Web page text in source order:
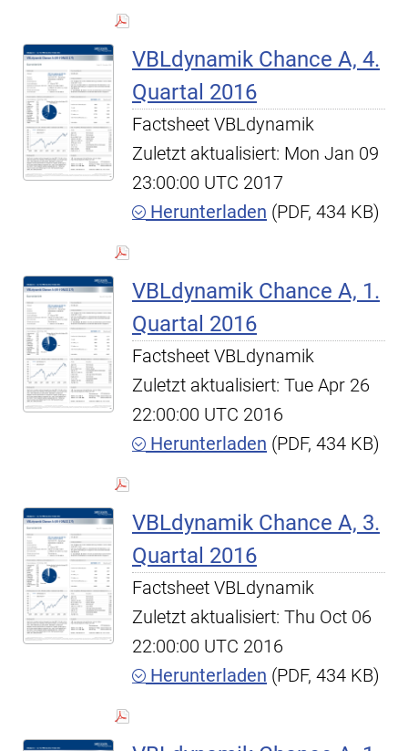
VBLdynamik Chance A, 4.
Quartal 2016
Factsheet VBLdynamik
Zuletzt aktualisiert: Mon Jan 09
23:00:00 UTC 2017
Herunterladen (PDF, 434 KB)
VBLdynamik Chance A, 1.
Quartal 2016
Factsheet VBLdynamik
Zuletzt aktualisiert: Tue Apr 26
22:00:00 UTC 2016
Herunterladen (PDF, 434 KB)
VBLdynamik Chance A, 3.
Quartal 2016
Factsheet VBLdynamik
Zuletzt aktualisiert: Thu Oct 06
22:00:00 UTC 2016
Herunterladen (PDF, 434 KB)